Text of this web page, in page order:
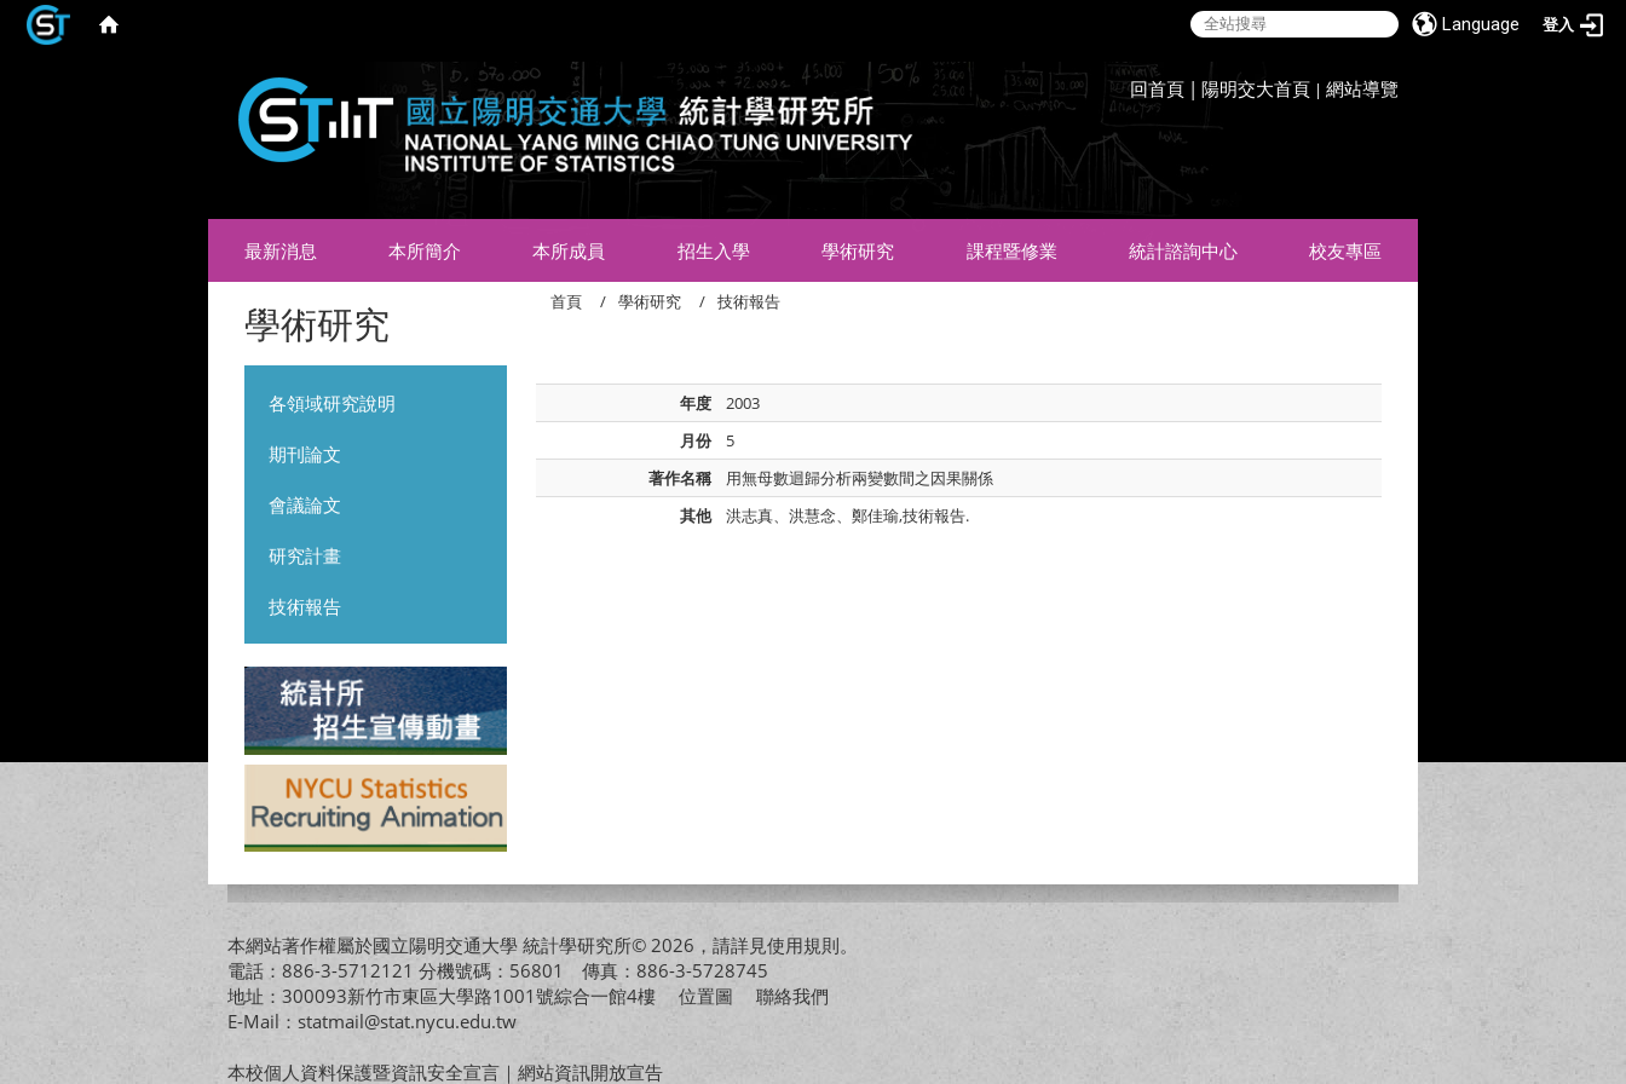
Language 登入
回首頁 | 陽明交大首頁 |網站導覽
最新消息 本所簡介 本所成員 招生入學 學術研究 課程暨修業 統計諮詢中心 校友專區
學術研究
各領域研究說明
期刊論文
會議論文
研究計畫
技術報告
首頁 學術研究 技術報告
年度
2003
月份
5
著作名稱
用無母數迴歸分析兩變數間之因果關係
其他
洪志真、洪慧念、鄭佳瑜,技術報告.
本網站著作權屬於國立陽明交通大學 統計學研究所© 2026，請詳見使用規則。
電話：886-3-5712121 分機號碼：56801 傳真：886-3-5728745
地址：300093新竹市東區大學路1001號綜合一館4樓 位置圖
聯絡我們
E-Mail：statmail@stat.nycu.edu.tw
本校個人資料保護暨資訊安全宣言 ｜ 網站資訊開放宣告